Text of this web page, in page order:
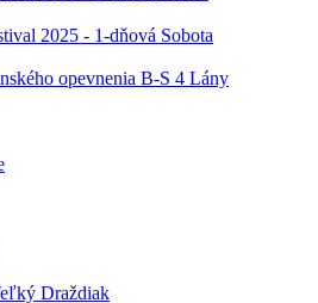
2025 - 1-dňová Sobota
opevnenia B-S 4 Lány
Draždiak